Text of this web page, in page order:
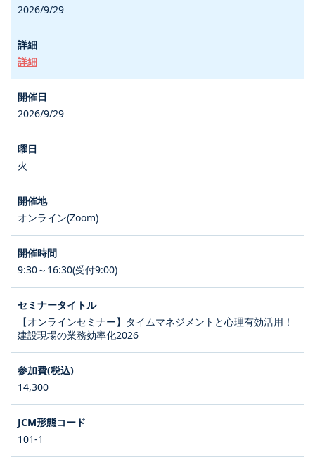
2026/9/29
詳細
2026/9/29
火
オンライン(Zoom)
9:30～16:30(受付9:00)
【オンラインセミナー】タイムマネジメントと心理有効活用！
建設現場の業務効率化2026
14,300
101-1